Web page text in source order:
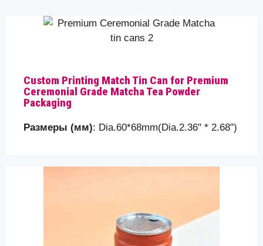
Custom Printing Match Tin Can for Premium
Ceremonial Grade Matcha Tea Powder
Packaging
Размеры (мм): Dia.60*68mm(Dia.2.36" * 2.68")